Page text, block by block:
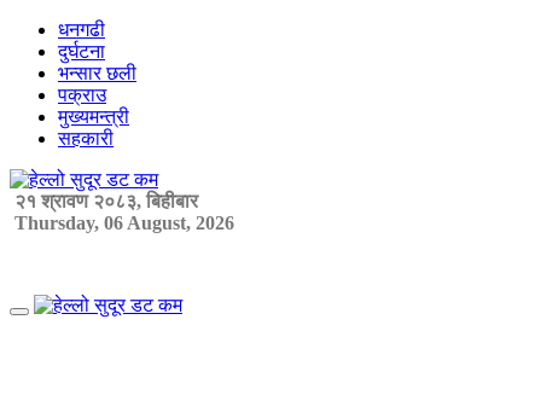
Skip
content
धनगढी
दुर्घटना
भन्सार छली
पक्राउ
मुख्यमन्त्री
सहकारी
२१ श्रावण २०८३, बिहीबार
Thursday, 06 August, 2026
Primary